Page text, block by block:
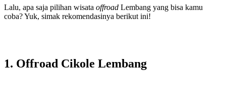
Lalu, apa saja pilihan wisata offroad Lembang yang bisa kamu
coba? Yuk, simak rekomendasinya berikut ini!
1. Offroad Cikole Lembang